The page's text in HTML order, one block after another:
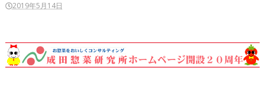
2019年5月14日